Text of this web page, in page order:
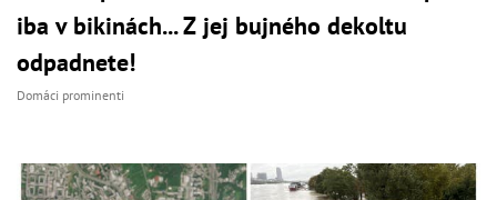
iba v bikinách... Z jej bujného dekoltu
odpadnete!
Domáci prominenti